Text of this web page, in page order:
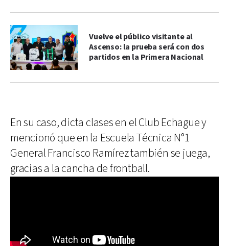
Vuelve el público visitante al
Ascenso: la prueba será con dos
partidos en la Primera Nacional
En su caso, dicta clases en el Club Echague y
mencionó que en la Escuela Técnica N°1
General Francisco Ramírez también se juega,
gracias a la cancha de frontball.